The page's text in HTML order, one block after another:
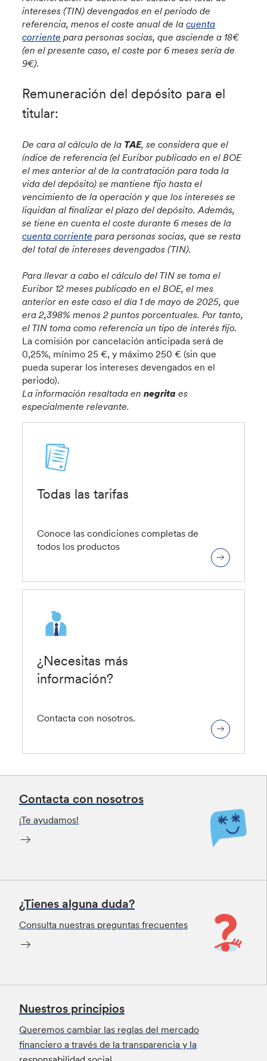
intereses (TIN) devengados en el periodo de
referencia, menos el coste anual de lacuenta
corriente para personas socias, que asciende a 18€
(en el presente caso, el coste por 6 meses sería de
9€).
Remuneración del depósito para el
titular:
De cara al cálculo de la TAE, se considera que el
índice de referencia (el Euribor publicado en el BOE
el mes anterior al de la contratación para toda la
vida del depósito) se mantiene fijo hasta el
vencimiento de la operación y que los intereses se
liquidan al finalizar el plazo del depósito. Además,
se tiene en cuenta el coste durante 6 meses de la
cuenta corriente para personas socias, que se resta
del total de intereses devengados (TIN).
Para llevar a cabo el cálculo del TIN se toma el
Euribor 12 meses publicado en el BOE, el mes
anterior en este caso el día 1 de mayo de 2025, que
era 2,398% menos 2 puntos porcentuales. Por tanto,
el TIN toma como referencia un tipo de interés fijo.
La comisión por cancelación anticipada será de
0,25%, mínimo 25 €, y máximo 250 € (sin que
pueda superar los intereses devengados en el
periodo).
La información resaltada ennegrita es
especialmente relevante.
Todas las tarifas
Conoce las condiciones completas de
todos los productos
¿Necesitas más
información?
Contacta con nosotros.
Contacta con nosotros
¡Te ayudamos!
¿Tienes alguna duda?
Consulta nuestras preguntas frecuentes
Nuestros principios
Queremos cambiar las reglas del mercado
financiero a través de la transparencia y la